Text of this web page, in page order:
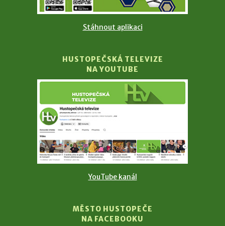
Stáhnout aplikaci
HUSTOPEČSKÁ TELEVIZE
NA YOUTUBE
YouTube kanál
MĚSTO HUSTOPEČE
NA FACEBOOKU